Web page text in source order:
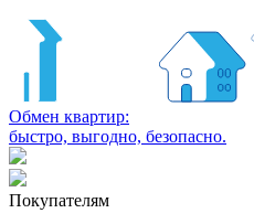
Обмен квартир:
быстро, выгодно, безопасно.
Покупателям